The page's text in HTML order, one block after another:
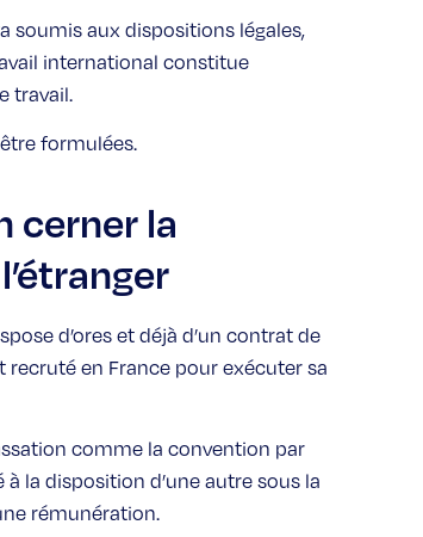
soumis aux dispositions légales,
international constitue
travail.
formulées.
cerner la
d’ores et déjà d’un contrat de
en France pour exécuter sa
comme la convention par
la disposition d’une autre sous la
rémunération.